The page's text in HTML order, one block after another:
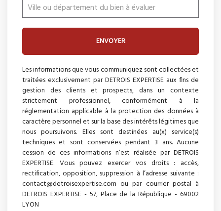
ENVOYER
Les informations que vous communiquez sont collectées et
traitées exclusivement par DETROIS EXPERTISE aux fins de
gestion des clients et prospects, dans un contexte
strictement professionnel, conformément à la
réglementation applicable à la protection des données à
caractère personnel et sur la base des intérêts légitimes que
nous poursuivons. Elles sont destinées au(x) service(s)
techniques et sont conservées pendant 3 ans. Aucune
cession de ces informations n’est réalisée par DETROIS
EXPERTISE. Vous pouvez exercer vos droits : accès,
rectification, opposition, suppression à l’adresse suivante :
contact@detroisexpertise.com ou par courrier postal à
DETROIS EXPERTISE - 57, Place de la République - 69002
LYON